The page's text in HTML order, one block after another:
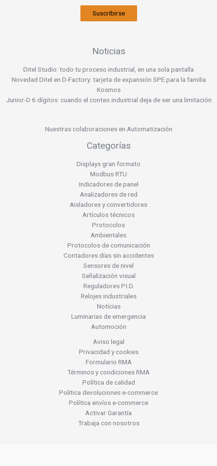
Suscribirse
Noticias
Ditel Studio: todo tu proceso industrial, en una sola pantalla
Novedad Ditel en D-Factory: tarjeta de expansión SPE para la familia
Kosmos
Junior-D 6 dígitos: cuando el conteo industrial deja de ser una limitación
Nuestras colaboraciones en Automatización
Categorías
Displays gran formato
Modbus RTU
Indicadores de panel
Analizadores de red
Aisladores y convertidores
Artículos técnicos
Protocolos
Ambientales
Protocolos de comunicación
Contadores días sin accidentes
Sensores de nivel
Señalización visual
Reguladores P.I.D.
Relojes industriales
Notícias
Luminarias de emergencia
Automoción
Aviso legal
Privacidad y cookies
Formulario RMA
Términos y condiciones RMA
Política de calidad
Política devoluciones e-commerce
Política envíos e-commerce
Activar Garantía
Trabaja con nosotros